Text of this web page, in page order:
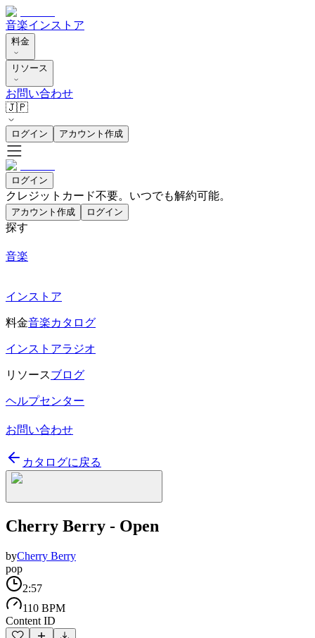
音楽インストア
料金
リソース
お問い合わせ
🇯🇵
ログイン アカウント作成
ログイン
クレジットカード不要。いつでも解約可能。
アカウント作成 ログイン
探す
音楽
インストア
料金音楽カタログ
インストアラジオ
リソースブログ
ヘルプセンター
お問い合わせ
カタログに戻る
Cherry Berry - Open
byCherry Berry
pop
2:57
110 BPM
Content ID